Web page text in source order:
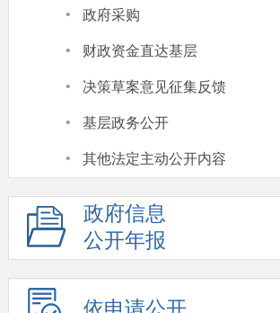
· 政府采购
· 财政资金直达基层
· 决策草案意见征集反馈
· 基层政务公开
· 其他法定主动公开内容
政府信息
公开年报